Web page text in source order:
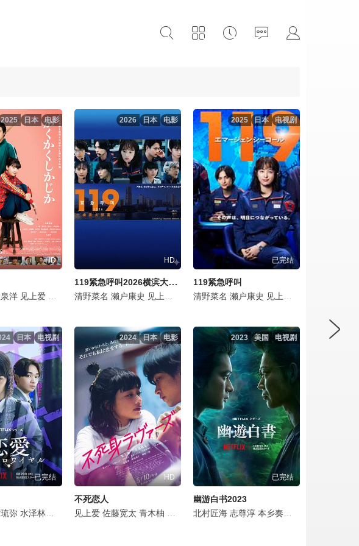
祐未 たくや 原田泰造 北村一辉 佐野晶哉 藤原季节 林裕太 坂东弥十郎 内田慈
ディー 高山璃子 坂口涼太郎 前田公辉 名村辰 伊势谷友介 佐野岳 松雪崇
中泯 森七菜 见上爱 永濑正敏 黑川想矢 三浦贵大
电影
日本
2025
HD
洋 见上爱 铃木仁 神尾枫珠 森愁斗 青柳翔 长井短 津田健次郎 齐藤由贵
电影
日本
2026
HD
119紧急呼叫2026横滨大停电
清野菜名 濑户康史 见上爱 一之濑飒 前原滉 中村友理 佐藤浩市
电视剧
日本
2025
已完结
119紧急呼叫
清野菜名 濑户康史 见上爱
是永瞳
玉置玲央 吉田羊 板谷由夏 初夏 中山裕介 高畑充希 本乡奏多 见上爱 三浦翔平
电视剧
日本
已完结
弥 水泽林太郎 丰田裕大 秋田汐梨 和内璃乃 尾碕真花 本田响矢 中山翔贵
电影
日本
2024
HD
不死恋人
见上爱 佐藤宽太 青木柚 前田敦子 神野三铃 落合扶树 大関れいか
电视剧
美国
2023
已完结
幽游白书2023
北村匠海 志尊淳 本乡奏多